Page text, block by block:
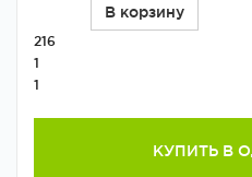
В корзину
216
1
1
КУПИТЬ В